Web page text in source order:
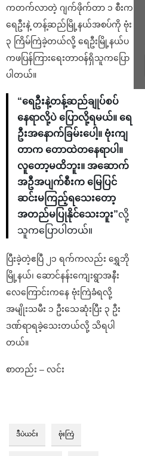
ကတက်လာတဲ့ ဂျက်ဖိုက်တာ ၁ စီးက
ရေဦးနဲ့ တန့်ဆည်မြို့နယ်အစပ်ကို ဗုံး
၃ ကြိမ်ကြဲခဲ့တယ်လို့ ရေဦးမြို့နယ်ပ
ကဖပြန်ကြားရေးတာဝန်ရှိသူကပြော
ပါတယ်။
“ရေဦးနဲ့တန့်ဆည်ချုပ်စပ်
နေရာလို့ပဲ ပြောလို့ရမယ်။ ရေ
ဦးအနောက်ခြမ်းပေါ့။ ဗုံးကျ
တာက တောထဲတနေရာပါ။
လူတော့မထိဘူး။ အဆောက်
အဦအပျက်စီးက မြေပြင်
ဆင်းမကြည့်ရသေးတော့
အတည်မပြုနိုင်သေးဘူး”လို့
သူကပြောပါတယ်။
ပြီးခဲ့တဲ့ဧပြီ ၂၁ ရက်ကလည်း ရွှေဘို
မြို့နယ်၊ ဆောင်နန်းကျေးရွာအနီး
လေကြောင်းကနေ ဗုံးကြဲခံရလို့
အမျိုးသမီး ၁ ဦးသေဆုံးပြီး ၃ ဦး
ဒဏ်ရာရခဲ့သေးတယ်လို့ သိရပါ
တယ်။
စာတည်း – လင်း
ဒီပဲယင်း ဗုံးကြဲ